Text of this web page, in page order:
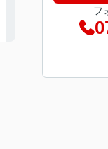
フ